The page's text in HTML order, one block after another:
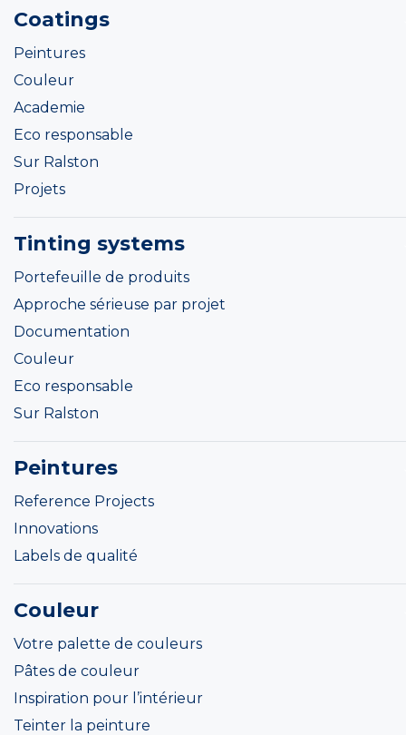
Coatings
Peintures
Couleur
Academie
Eco responsable
Sur Ralston
Projets
Tinting systems
Portefeuille de produits
Approche sérieuse par projet
Documentation
Couleur
Eco responsable
Sur Ralston
Peintures
Reference Projects
Innovations
Labels de qualité
Couleur
Votre palette de couleurs
Pâtes de couleur
Inspiration pour l’intérieur
Teinter la peinture